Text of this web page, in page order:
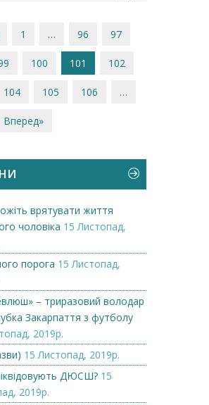
1 … 96 97
100 101 102
104 105 106 …
Вперед»
врятувати життя
чоловіка 15 Листопад,
порога 15 Листопад,
– триразовий володар
Закарпаття з футболу
2019р.
15 Листопад, 2019р.
ДЮСШ? 15
2019р.